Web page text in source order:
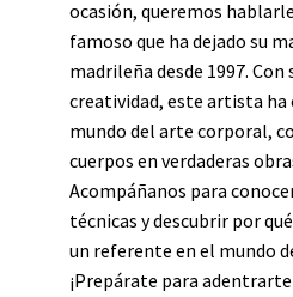
ocasión, queremos
famoso que ha dejado su
madrileña desde 1997.
creatividad, este artista ha
mundo del arte corporal,
cuerpos en verdaderas
Acompáñanos para
técnicas y descubrir por
un referente en el mundo
¡Prepárate para